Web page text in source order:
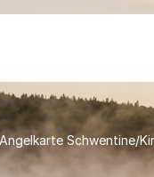
Angelkarte Schwentine/